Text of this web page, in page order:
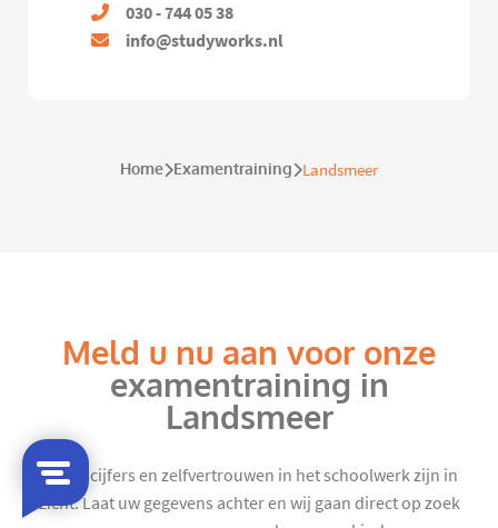
030 - 744 05 38
info@studyworks.nl
Home Examentraining Landsmeer
Meld u nu aan voor onze
examentraining in
Landsmeer
Mooie cijfers en zelfvertrouwen in het schoolwerk zijn in
zicht. Laat uw gegevens achter en wij gaan direct op zoek